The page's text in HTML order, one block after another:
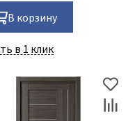
В корзину
в 1 клик